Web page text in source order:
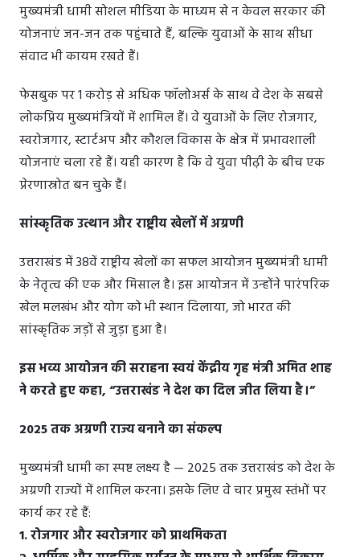
मुख्यमंत्री धामी सोशल मीडिया के माध्यम से न केवल सरकार की
योजनाएं जन-जन तक पहुंचाते हैं, बल्कि युवाओं के साथ सीधा
संवाद भी कायम रखते हैं।
फेसबुक पर 1 करोड़ से अधिक फॉलोअर्स के साथ वे देश के सबसे
लोकप्रिय मुख्यमंत्रियों में शामिल हैं। वे युवाओं के लिए रोजगार,
स्वरोजगार, स्टार्टअप और कौशल विकास के क्षेत्र में प्रभावशाली
योजनाएं चला रहे हैं। यही कारण है कि वे युवा पीढ़ी के बीच एक
प्रेरणास्रोत बन चुके हैं।
सांस्कृतिक उत्थान और राष्ट्रीय खेलों में अग्रणी
उत्तराखंड में 38वें राष्ट्रीय खेलों का सफल आयोजन मुख्यमंत्री धामी
के नेतृत्व की एक और मिसाल है। इस आयोजन में उन्होंने पारंपरिक
खेल मलखंभ और योग को भी स्थान दिलाया, जो भारत की
सांस्कृतिक जड़ों से जुड़ा हुआ है।
इस भव्य आयोजन की सराहना स्वयं केंद्रीय गृह मंत्री अमित शाह
ने करते हुए कहा, “उत्तराखंड ने देश का दिल जीत लिया है।”
2025 तक अग्रणी राज्य बनाने का संकल्प
मुख्यमंत्री धामी का स्पष्ट लक्ष्य है — 2025 तक उत्तराखंड को देश के
अग्रणी राज्यों में शामिल करना। इसके लिए वे चार प्रमुख स्तंभों पर
कार्य कर रहे हैं:
1. रोजगार और स्वरोजगार को प्राथमिकता